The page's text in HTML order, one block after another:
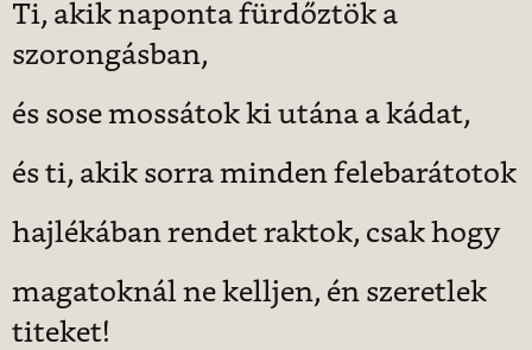
Ti, akik naponta fürdőztök a
szorongásban,
és sose mossátok ki utána a kádat,
és ti, akik sorra minden felebarátotok
hajlékában rendet raktok, csak hogy
magatoknál ne kelljen, én szeretlek
titeket!